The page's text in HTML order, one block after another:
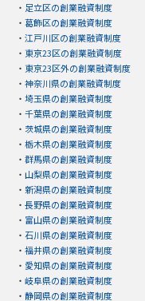
・ 足立区の創業融資制度
・ 葛飾区の創業融資制度
・ 江戸川区の創業融資制度
・ 東京23区の創業融資制度
・ 東京23区外の創業融資制度
・ 神奈川県の創業融資制度
・ 埼玉県の創業融資制度
・ 千葉県の創業融資制度
・ 茨城県の創業融資制度
・ 栃木県の創業融資制度
・ 群馬県の創業融資制度
・ 山梨県の創業融資制度
・ 新潟県の創業融資制度
・ 長野県の創業融資制度
・ 富山県の創業融資制度
・ 石川県の創業融資制度
・ 福井県の創業融資制度
・ 愛知県の創業融資制度
・ 岐阜県の創業融資制度
・ 静岡県の創業融資制度